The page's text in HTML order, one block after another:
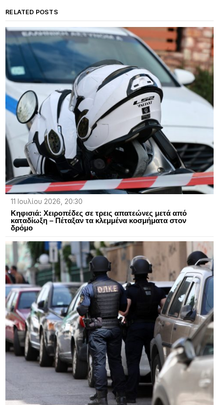
RELATED POSTS
11 Ιουλίου 2026, 20:30
Κηφισιά: Χειροπέδες σε τρεις απατεώνες μετά από
καταδίωξη – Πέταξαν τα κλεμμένα κοσμήματα στον
δρόμο